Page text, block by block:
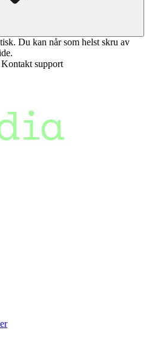
Du kan når som helst skru av
support